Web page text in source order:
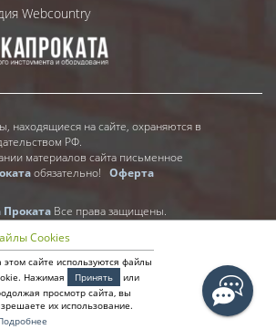
Webcountry
находящиеся на сайте, охраняются в
РФ.
материалов сайта письменное
обязательно! Оферта
Все права защищены.
Cookies
этом сайте используются файлы
Нажимая
Принять
или
просмотр сайта, вы
их использование.